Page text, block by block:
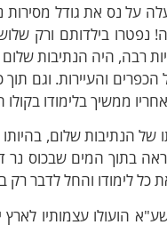
על נס את גודל מסירות
לו, שמונה! נפטרו בילדותם
רבה, היה הנתיבות
הכפרים והעיירות. וגם
ממשיך בלימודו
בתוך המים שבכוס
כל לימודו והחל לדבר
כ"ג אייר תשע"א הועולו